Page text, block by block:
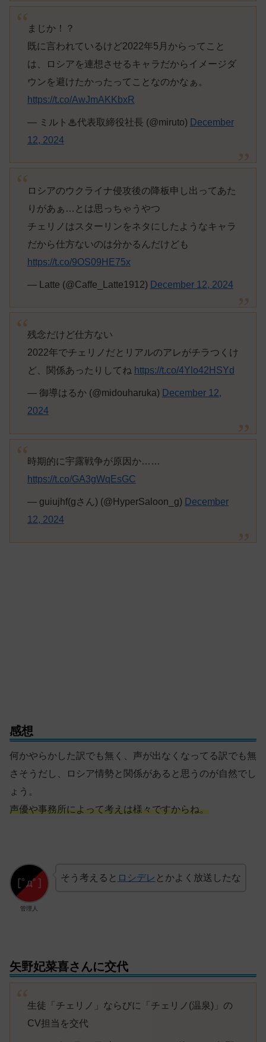
まじか！？
既に言われているけど2022年5月からってこと
は、ロシアを連想させるキャラだからイメージダ
ウンを避けたかったってことなのかなぁ。
https://t.co/AwJmAKKbxR
— ミルト♨代表取締役社長 (@miruto) December
12, 2024
ロシアのウクライナ侵攻後の降板申し出ってあた
りがあぁ…とは思っちゃうやつ
チェリノはスターリンをネタにしたようなキャラ
だから仕方ないのは分かるんだけども
https://t.co/9OS09HE75x
— Latte (@Caffe_Latte1912) December 12, 2024
残念だけど仕方ない
2022年でチェリノだとリアルのアレがチラつくけ
ど、関係あったりしてね https://t.co/4Ylo42HSYd
— 御導はるか (@midouharuka) December 12,
2024
時期的に宇露戦争が原因か……
https://t.co/GA3gWqEsGC
— guiujhf(gさん) (@HyperSaloon_g) December
12, 2024
感想
何かやらかした訳でも無く、声が出なくなってる訳でも無
さそうだし、ロシア情勢と関係があると思うのが自然でし
ょう。
声優や事務所によって考えは様々ですからね。
管理人
そう考えると ロシデレ とかよく放送したな
矢野妃菜喜さんに交代
生徒「チェリノ」ならびに「チェリノ(温泉)」の
CV担当を交代